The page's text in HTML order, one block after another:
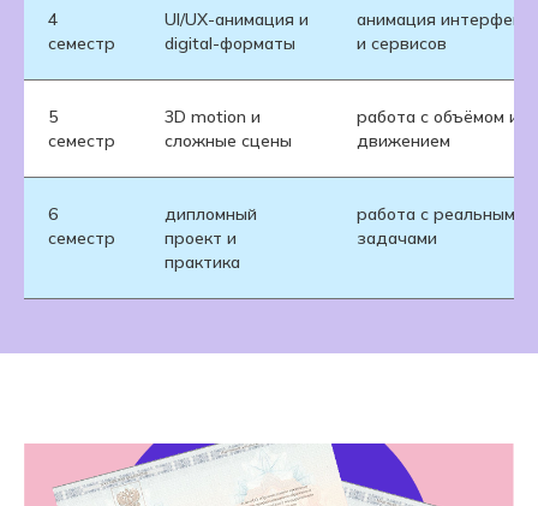
4
семестр
UI/UX-анимация и
digital-форматы
анимация
и сервисов
5
семестр
3D motion и
сложные сцены
работа с объёмом и
движением
6
семестр
дипломный
проект и
практика
работа с реальными
задачами